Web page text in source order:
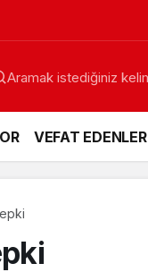
VEFAT EDENLER